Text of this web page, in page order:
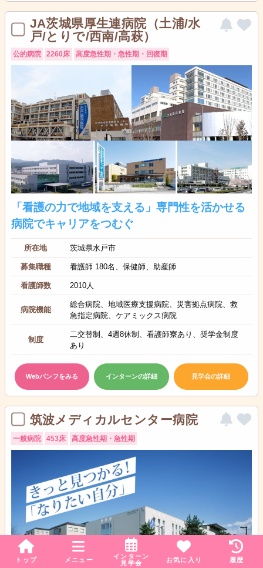
トップ メニュー
インターン
見学会
お気に入り 履歴
JA茨城県厚生連病院（土浦/水
戸/とりで/西南/高萩）
公的病院 2260床 高度急性期・急性期・回復期
「看護の力で地域を支える」専門性を活かせる
病院でキャリアをつむぐ
所在地 茨城県水戸市
募集職種 看護師 180名、保健師、助産師
看護師数 2010人
病院機能
総合病院、地域医療支援病院、災害拠点病院、救
急指定病院、ケアミックス病院
制度
二交替制、4週8休制、看護師寮あり、奨学金制度
あり
Webパンフをみる インターンの詳細 見学会の詳細
筑波メディカルセンター病院
一般病院 453床 高度急性期・急性期